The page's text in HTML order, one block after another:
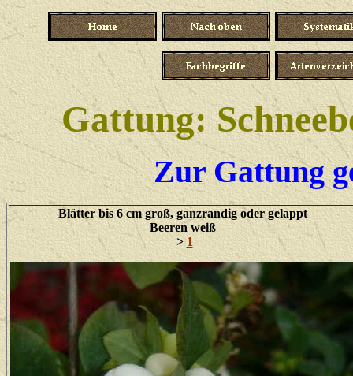
Gattung:
Zur Gattung
Blätter bis 6 cm groß, ganzrandig oder gelappt
Beeren weiß
> 1